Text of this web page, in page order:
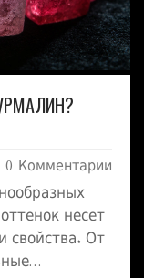
0 Комментарии
несет
свойства. От